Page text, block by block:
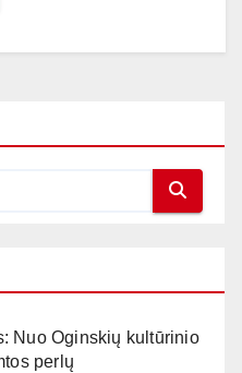
Nuo Oginskių kultūrinio
perlų